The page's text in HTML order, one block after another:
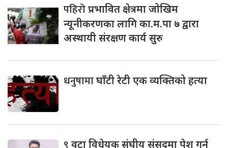
पहिरोप्रभावित क्षेत्रमा जोखिम
न्यूनीकरणका लागि का.म.पा ७ द्वारा
अस्थायी संरक्षण कार्य सुरु
धनुषामाघाँटी रेटी एक व्यक्तिको हत्या
वटा विधेयक संघीय संसद्‌मा पेश गर्न